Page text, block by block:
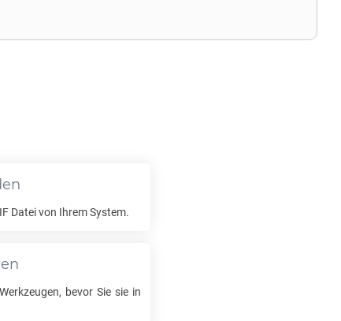
Datei von Ihrem System.
bevor Sie sie in